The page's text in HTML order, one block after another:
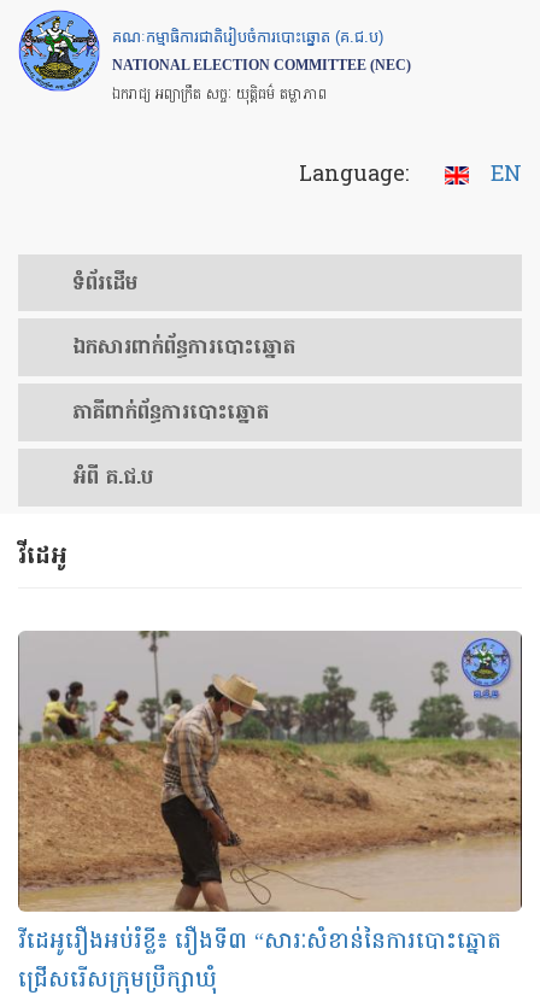
Skip
to
main
គណៈកម្មាធិការជាតិរៀបចំការបោះឆ្នោត (គ.ជ.ប)
NATIONAL ELECTION COMMITTEE (NEC)
ឯករាជ្យ អព្យាក្រឹត សច្ចៈ យុត្តិធម៌ តម្លាភាព
Language: EN
ទំព័រ​ដើម
ឯកសារ​ពាក់ព័ន្ធ​ការ​បោះឆ្នោត
​ភាគីពាក់ព័ន្ធ​​ការ​បោះឆ្នោត
អំពី គ.ជ.ប
វីដេអូ
វីដេអូរឿងអប់រំខ្លី៖ រឿងទី៣ “សារៈសំខាន់នៃការបោះឆ្នោត
ជ្រើសរើសក្រុមប្រឹក្សាឃុំ